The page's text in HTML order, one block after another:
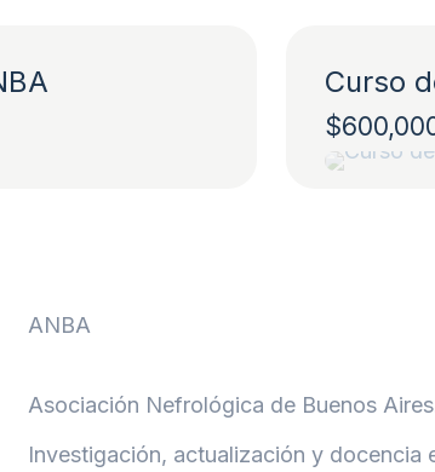
Curso
$
ANBA
Asociación Nefrológica de Buenos
Investigación, actualización y docencia